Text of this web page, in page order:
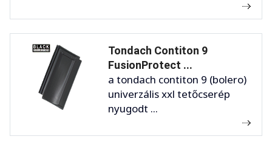
Tondach Contiton 9
FusionProtect ...
a tondach contiton 9 (bolero)
univerzális xxl tetőcserép
nyugodt ...